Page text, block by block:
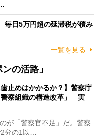
毎日5万円超の延滞税が積み
一覧を見る
の活路」
歯止めはかかるか？】警察庁
察組織の構造改革」 実
が「警察官不足」だ。警察
分の1以…